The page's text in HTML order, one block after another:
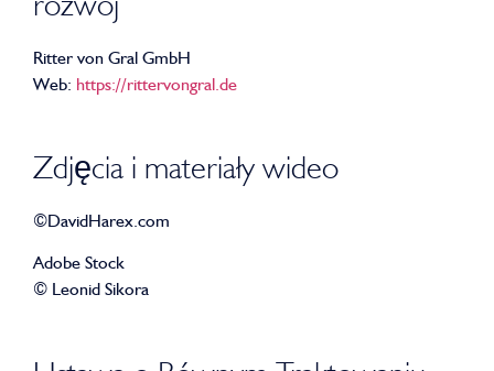
Ritter von Gral GmbH
Web: https://rittervongral.de
Zdjęcia i materiały wideo
©DavidHarex.com
Adobe Stock
© Leonid Sikora